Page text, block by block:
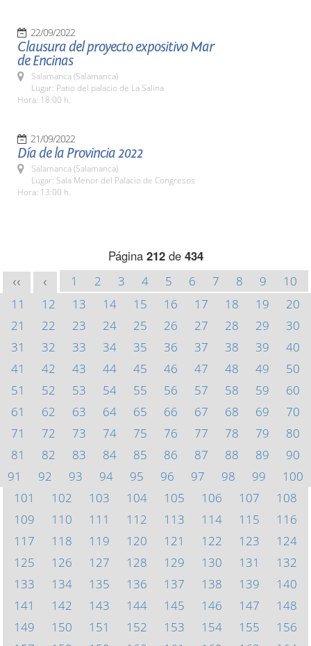
22/09/2022
Clausura del proyecto expositivo Mar
de Encinas
Salamanca (Salamanca)
Lugar: Patio del palacio de La Salina
Hora: 18:00 h.
21/09/2022
Día de la Provincia 2022
Salamanca (Salamanca)
Lugar: Sala Menor del Palacio de Congresos
Hora: 13:00 h.
Página 212de 434
<< < 1 2 3 4 5 6 7 8 9
10
11
12 13 14 15 16 17 18 19
20
21
22 23 24 25 26 27 28 29
30
31
32 33 34 35 36 37 38 39
40
41
42 43 44 45 46 47 48 49
50
51
52 53 54 55 56 57 58 59
60
61
62 63 64 65 66 67 68 69
70
71
72 73 74 75 76 77 78 79
80
81
82 83 84 85 86 87 88 89
90
91
92 93 94 95 96 97 98 99
100
101
102 103 104 105 106 107
108
109
110 111 112 113 114 115
116
117
118 119 120 121 122 123
124
125
126 127 128 129 130 131
132
133
134 135 136 137 138 139
140
141
142 143 144 145 146 147
148
149
150 151 152 153 154 155
156